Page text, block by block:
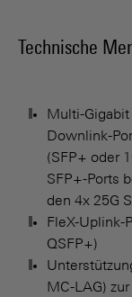
Technische
Multi-
Downlink-
(SFP+ oder
SFP+-Ports
den 4x 25G
FleX-Uplink-
QSFP+)
MC-LAG)